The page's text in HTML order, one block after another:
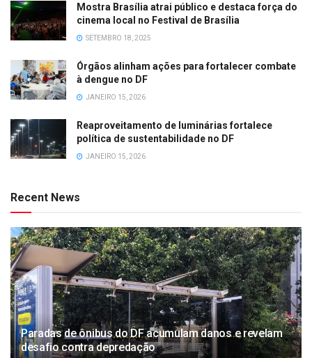
Mostra Brasília atrai público e destaca força do
cinema local no Festival de Brasília
SETEMBRO 18, 2025
Órgãos alinham ações para fortalecer combate
à dengue no DF
JANEIRO 15, 2026
Reaproveitamento de luminárias fortalece
política de sustentabilidade no DF
JANEIRO 15, 2026
Recent News
Paradas de ônibus do DF acumulam danos e revelam
desafio contra depredação